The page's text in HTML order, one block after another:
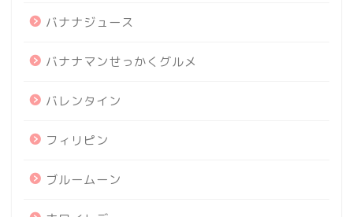
バナナジュース
バナナマンせっかくグルメ
バレンタイン
フィリピン
ブルームーン